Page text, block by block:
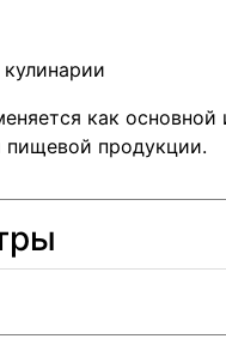
как
пищевой продукции.